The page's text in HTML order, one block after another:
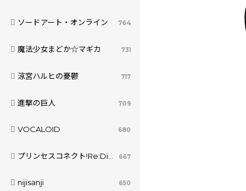
ソードアート・オンライン 764
魔法少女まどか☆マギカ 731
涼宮ハルヒの憂鬱 717
進撃の巨人 709
VOCALOID 680
プリンセスコネクト!Re:Dive 667
nijisanji 650